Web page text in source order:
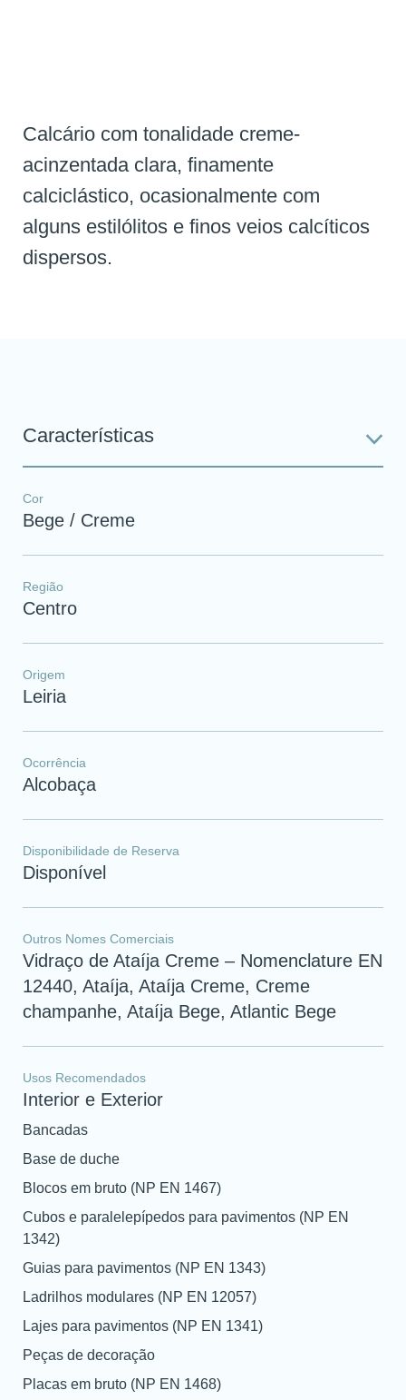
Atingiu o número máximo de
Calcário com tonalidade creme-
acinzentada clara, finamente
calciclástico, ocasionalmente com
alguns estilólitos e finos veios calcíticos
dispersos.
Características
Cor
Bege / Creme
Região
Centro
Origem
Leiria
Ocorrência
Alcobaça
Disponibilidade de Reserva
Disponível
Outros Nomes Comerciais
Vidraço de Ataíja Creme – Nomenclature EN
12440, Ataíja, Ataíja Creme, Creme
champanhe, Ataíja Bege, Atlantic Bege
Usos Recomendados
Interior e Exterior
Bancadas
Base de duche
Blocos em bruto (NP EN 1467)
Cubos e paralelepípedos para pavimentos (NP EN
1342)
Guias para pavimentos (NP EN 1343)
Ladrilhos modulares (NP EN 12057)
Lajes para pavimentos (NP EN 1341)
Peças de decoração
Placas em bruto (NP EN 1468)